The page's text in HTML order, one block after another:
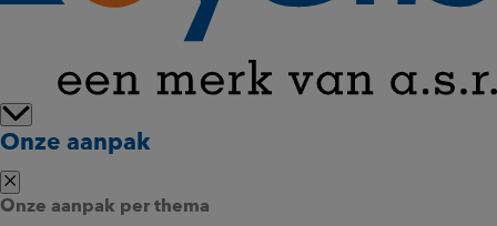
Onze aanpak
Onze aanpak per thema